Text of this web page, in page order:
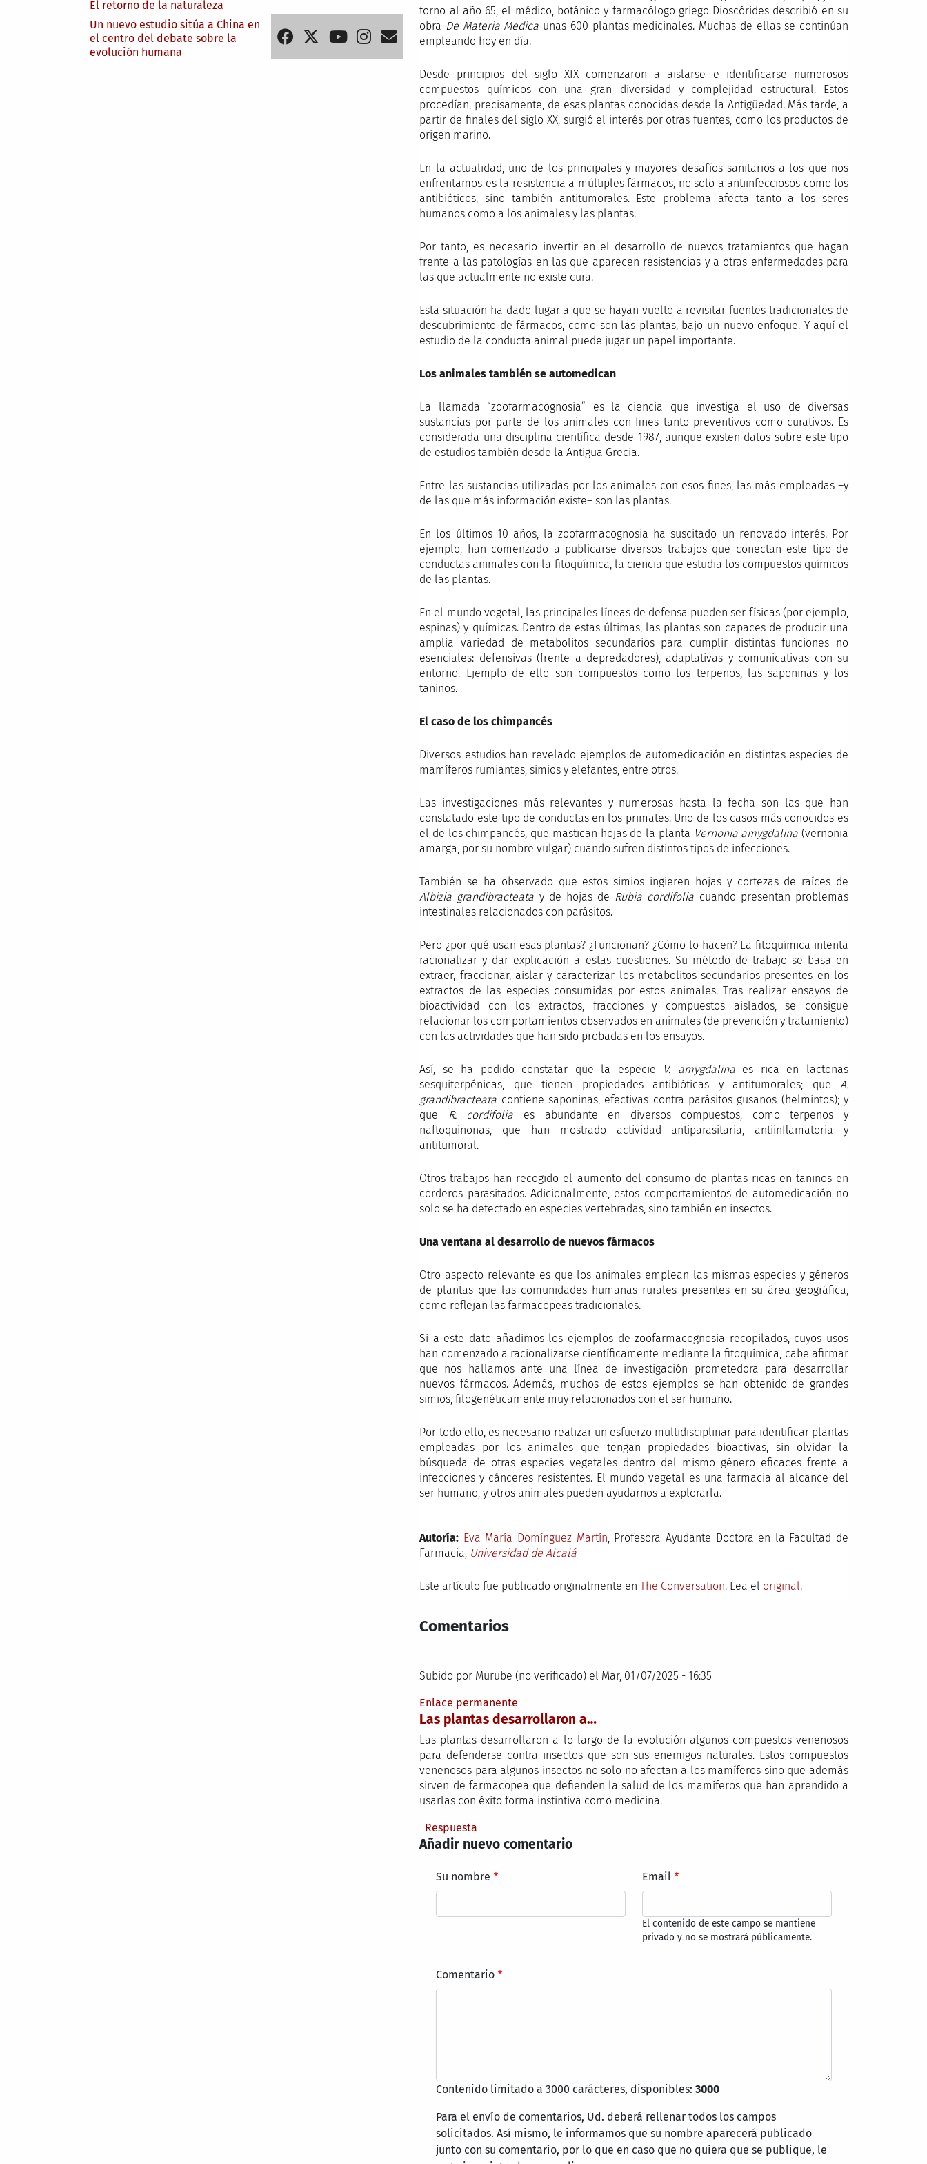
El retorno de la naturaleza
Un nuevo estudio sitúa a China en
el centro del debate sobre la
evolución humana
torno al año 65, el médico, botánico y farmacólogo griego Dioscórides describió en su
obra De Materia Medica unas 600 plantas medicinales. Muchas de ellas se continúan
empleando hoy en día.
Desde principios del siglo XIX comenzaron a aislarse e identificarse numerosos
compuestos químicos con una gran diversidad y complejidad estructural. Estos
procedían, precisamente, de esas plantas conocidas desde la Antigüedad. Más tarde, a
partir de finales del siglo XX, surgió el interés por otras fuentes, como los productos de
origen marino.
En la actualidad, uno de los principales y mayores desafíos sanitarios a los que nos
enfrentamos es la resistencia a múltiples fármacos, no solo a antiinfecciosos como los
antibióticos, sino también antitumorales. Este problema afecta tanto a los seres
humanos como a los animales y las plantas.
Por tanto, es necesario invertir en el desarrollo de nuevos tratamientos que hagan
frente a las patologías en las que aparecen resistencias y a otras enfermedades para
las que actualmente no existe cura.
Esta situación ha dado lugar a que se hayan vuelto a revisitar fuentes tradicionales de
descubrimiento de fármacos, como son las plantas, bajo un nuevo enfoque. Y aquí el
estudio de la conducta animal puede jugar un papel importante.
Los animales también se automedican
La llamada “zoofarmacognosia” es la ciencia que investiga el uso de diversas
sustancias por parte de los animales con fines tanto preventivos como curativos. Es
considerada una disciplina científica desde 1987, aunque existen datos sobre este tipo
de estudios también desde la Antigua Grecia.
Entre las sustancias utilizadas por los animales con esos fines, las más empleadas –y
de las que más información existe– son las plantas.
En los últimos 10 años, la zoofarmacognosia ha suscitado un renovado interés. Por
ejemplo, han comenzado a publicarse diversos trabajos que conectan este tipo de
conductas animales con la fitoquímica, la ciencia que estudia los compuestos químicos
de las plantas.
En el mundo vegetal, las principales líneas de defensa pueden ser físicas (por ejemplo,
espinas) y químicas. Dentro de estas últimas, las plantas son capaces de producir una
amplia variedad de metabolitos secundarios para cumplir distintas funciones no
esenciales: defensivas (frente a depredadores), adaptativas y comunicativas con su
entorno. Ejemplo de ello son compuestos como los terpenos, las saponinas y los
taninos.
El caso de los chimpancés
Diversos estudios han revelado ejemplos de automedicación en distintas especies de
mamíferos rumiantes, simios y elefantes, entre otros.
Las investigaciones más relevantes y numerosas hasta la fecha son las que han
constatado este tipo de conductas en los primates. Uno de los casos más conocidos es
el de los chimpancés, que mastican hojas de la planta Vernonia amygdalina (vernonia
amarga, por su nombre vulgar) cuando sufren distintos tipos de infecciones.
También se ha observado que estos simios ingieren hojas y cortezas de raíces de
Albizia grandibracteata y de hojas de Rubia cordifolia cuando presentan problemas
intestinales relacionados con parásitos.
Pero ¿por qué usan esas plantas? ¿Funcionan? ¿Cómo lo hacen? La fitoquímica intenta
racionalizar y dar explicación a estas cuestiones. Su método de trabajo se basa en
extraer, fraccionar, aislar y caracterizar los metabolitos secundarios presentes en los
extractos de las especies consumidas por estos animales. Tras realizar ensayos de
bioactividad con los extractos, fracciones y compuestos aislados, se consigue
relacionar los comportamientos observados en animales (de prevención y tratamiento)
con las actividades que han sido probadas en los ensayos.
Así, se ha podido constatar que la especie V. amygdalinaes rica en lactonas
sesquiterpénicas, que tienen propiedades antibióticas y antitumorales; que A.
grandibracteata contiene saponinas, efectivas contra parásitos gusanos (helmintos); y
que R. cordifolia es abundante en diversos compuestos, como terpenos y
naftoquinonas, que han mostrado actividad antiparasitaria, antiinflamatoria y
antitumoral.
Otros trabajos han recogido el aumento del consumo de plantas ricas en taninos en
corderos parasitados. Adicionalmente, estos comportamientos de automedicación no
solo se ha detectado en especies vertebradas, sino también en insectos.
Una ventana al desarrollo de nuevos fármacos
Otro aspecto relevante es que los animales emplean las mismas especies y géneros
de plantas que las comunidades humanas rurales presentes en su área geográfica,
como reflejan las farmacopeas tradicionales.
Si a este dato añadimos los ejemplos de zoofarmacognosia recopilados, cuyos usos
han comenzado a racionalizarse científicamente mediante la fitoquímica, cabe afirmar
que nos hallamos ante una línea de investigación prometedora para desarrollar
nuevos fármacos. Además, muchos de estos ejemplos se han obtenido de grandes
simios, filogenéticamente muy relacionados con el ser humano.
Por todo ello, es necesario realizar un esfuerzo multidisciplinar para identificar plantas
empleadas por los animales que tengan propiedades bioactivas, sin olvidar la
búsqueda de otras especies vegetales dentro del mismo género eficaces frente a
infecciones y cánceres resistentes. El mundo vegetal es una farmacia al alcance del
ser humano, y otros animales pueden ayudarnos a explorarla.
Autoría: Eva María Domínguez Martín, Profesora Ayudante Doctora en la Facultad de
Farmacia, Universidad de Alcalá
Este artículo fue publicado originalmente enThe Conversation. Lea el original.
Comentarios
Subido por Murube (no verificado) el Mar, 01/07/2025 - 16:35
Enlace permanente
Las plantas desarrollaron a…
Las plantas desarrollaron a lo largo de la evolución algunos compuestos venenosos
para defenderse contra insectos que son sus enemigos naturales. Estos compuestos
venenosos para algunos insectos no solo no afectan a los mamíferos sino que además
sirven de farmacopea que defienden la salud de los mamíferos que han aprendido a
usarlas con éxito forma instintiva como medicina.
Respuesta
Añadir nuevo comentario
Su nombre Email
El contenido de este campo se mantiene
privado y no se mostrará públicamente.
Comentario
Contenido limitado a 3000 carácteres, disponibles:3000
Para el envío de comentarios, Ud. deberá rellenar todos los campos
solicitados. Así mismo, le informamos que su nombre aparecerá publicado
junto con su comentario, por lo que en caso que no quiera que se publique, le